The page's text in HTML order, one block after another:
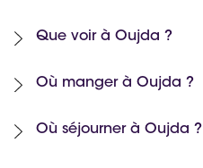
Que voir à Oujda ?
Où manger à Oujda ?
Où séjourner à Oujda ?